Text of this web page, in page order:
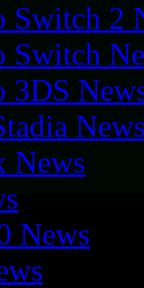
Switch 2
Switch
3DS
News
News